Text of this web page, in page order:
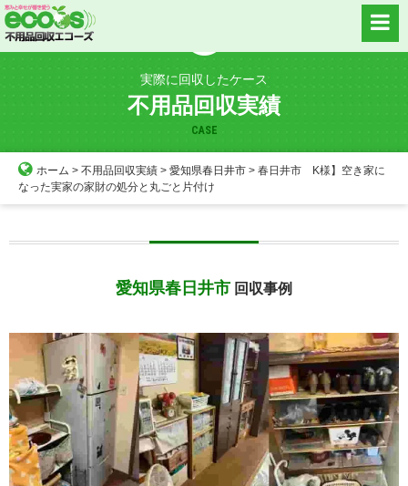
Skip
to
実際に回収したケース
不用品回収実績
CASE
ホーム > 不用品回収実績 > 愛知県春日井市 > 春日井市 K様】空き家に
なった実家の家財の処分と丸ごと片付け
愛知県春日井市 回収事例